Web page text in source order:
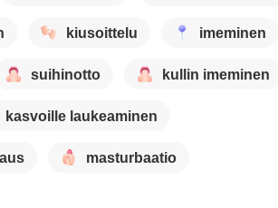
kiusoittelu imeminen
suihinotto kullin imeminen
kasvoille laukeaminen
masturbaatio